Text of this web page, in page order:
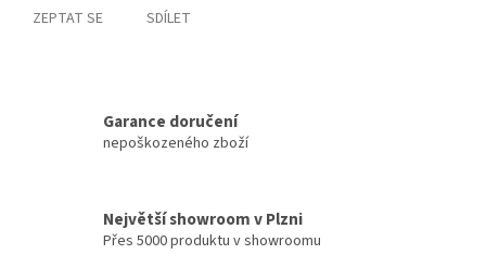
ZEPTAT SE SDÍLET
Garance doručení
nepoškozeného zboží
Největší showroom v Plzni
Přes 5000 produktu v showroomu